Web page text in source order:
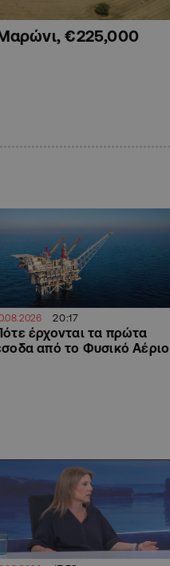
€225,000
20:17
έρχονται τα πρώτα
από το Φυσικό Αέριο